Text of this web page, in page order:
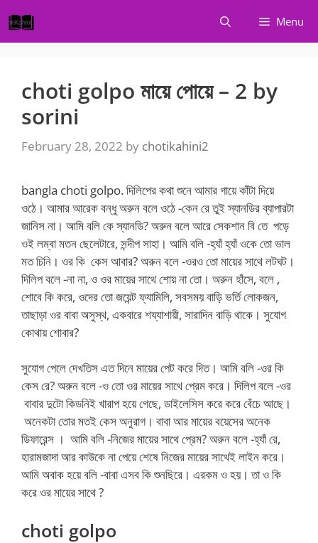
to
content
Menu
choti golpo মায়ে পোয়ে – 2 by
sorini
February 28, 2022 by chotikahini2
bangla choti golpo. দিলিপের কথা শুনে আমার গায়ে কাঁটা দিয়ে
ওঠে। আমার আরেক বন্ধু অরুন বলে ওঠে -কেন রে তুই স্যানডির ব্যাপারটা
জানিস না। আমি বলি কে স্যানডি? অরুন বলে আরে সেকশান বি তে পড়ে
ওই লম্বা মতন ছেলেটারে, সন্দীপ সাহা। আমি বলি -হ্যাঁ হ্যাঁ ওকে তো ভাল
মত চিনি। ওর কি কেস আবার? অরুন বলে -ওরও তো মায়ের সাথে লটঘট।
দিলিপ বলে -না না, ও ওর মায়ের সাথে শোয় না তো। অরুন হাঁসে, বলে ,
শোবে কি করে, ওদের তো জয়েন্ট ফ্যামিলি, সবসময় বাড়ি ভর্তি লোকজন,
তাছাড়া ওর বাবা অসুস্থ, একবারে শয্যাশায়ী, সারাদিন বাড়ি থাকে। সুযোগ
কোথায় শোবার?
সুযোগ পেলে দেখতিস এত দিনে মায়ের পেট করে দিত। আমি বলি -ওর কি
কেস রে? অরুন বলে -ও তো ওর মায়ের সাথে প্রেম করে। দিলিপ বলে -ওর
বাবার দুটো কিডনিই খারাপ হয়ে গেছে, ডাইলেসিস করে করে বেঁচে আছে।
অনেকটা তোর মতই কেস অনুরাগ। বাবা আর মায়ের বয়েসের অনেক
ডিফারেন্স । আমি বলি -নিজের মায়ের সাথে প্রেম? অরুন বলে -হ্যাঁ রে,
হারামজাদা আর কাউকে না পেয়ে শেষে নিজের মায়ের সাথেই লাইন করে।
আমি অবাক হয়ে বলি -বাবা এসব কি শুনছিরে। এরকম ও হয়। তা ও কি
করে ওর মায়ের সাথে ?
choti golpo